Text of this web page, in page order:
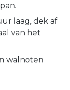
laag, dek af
van het
walnoten